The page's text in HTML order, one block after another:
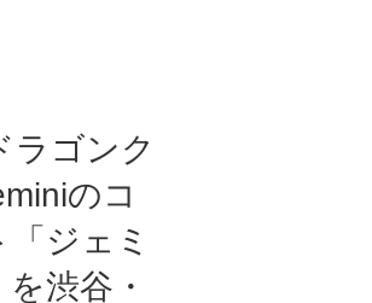
ラゴンク
のコ
ジェミ
渋谷・